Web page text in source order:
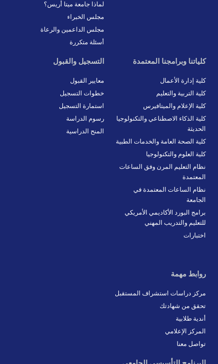
لماذا جامعة ميتا أريس؟
مجلس الخبراء
مجلس الداعمين والرعاة
أسئلة متكررة
كلياتنا وبرامجنا المعتمدة
كلية إدارة الأعمال
كلية التربية والتعليم
كلية الإعلام والميتافيرس
كلية الذكاء الاصطناعي والتكنولوجيا
الحديثة
كلية الصحة العامة والخدمات الطبية
كلية العلوم والتكنولوجيا
نظام التعليم المرن وفق الساعات
المعتمدة
نظام الساعات المعتمدة في
الجامعة
برامج البورد الأكاديمي الأمريكي
للتعليم والتدريب المهني
اختبارات
التسجيل والقبول
معايير القبول
خطوات التسجيل
استمارة التسجيل
رسوم الدراسة
المنح الدراسية
روابط مهمة
مركز دراسات استشراف المستقبل
تحقق من شهادتك
أندية طلابية
المركز الإعلامي
تواصل معنا